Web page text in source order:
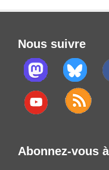
Nous suivre
Abonnez-vous